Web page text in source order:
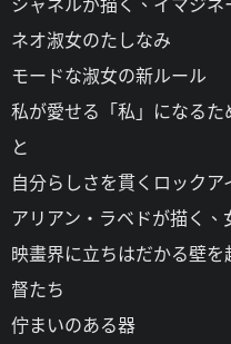
ネオ淑女のたしなみ
モードな淑女の新ルール
私が愛せる「私」になる
と
自分らしさを貫くロックア
アリアン・ラベドが描く、
映畫界に立ちはだかる壁
督たち
佇まいのある器